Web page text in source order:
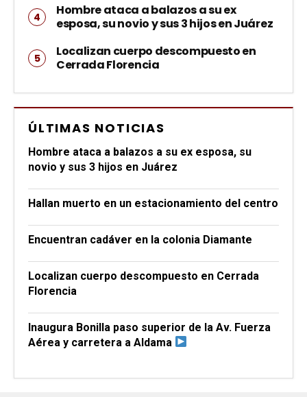
Hombre ataca a balazos a su ex
esposa, su novio y sus 3 hijos en Juárez
Localizan cuerpo descompuesto en
Cerrada Florencia
ÚLTIMAS NOTICIAS
Hombre ataca a balazos a su ex esposa, su
novio y sus 3 hijos en Juárez
Hallan muerto en un estacionamiento del centro
Encuentran cadáver en la colonia Diamante
Localizan cuerpo descompuesto en Cerrada
Florencia
Inaugura Bonilla paso superior de la Av. Fuerza
Aérea y carretera a Aldama